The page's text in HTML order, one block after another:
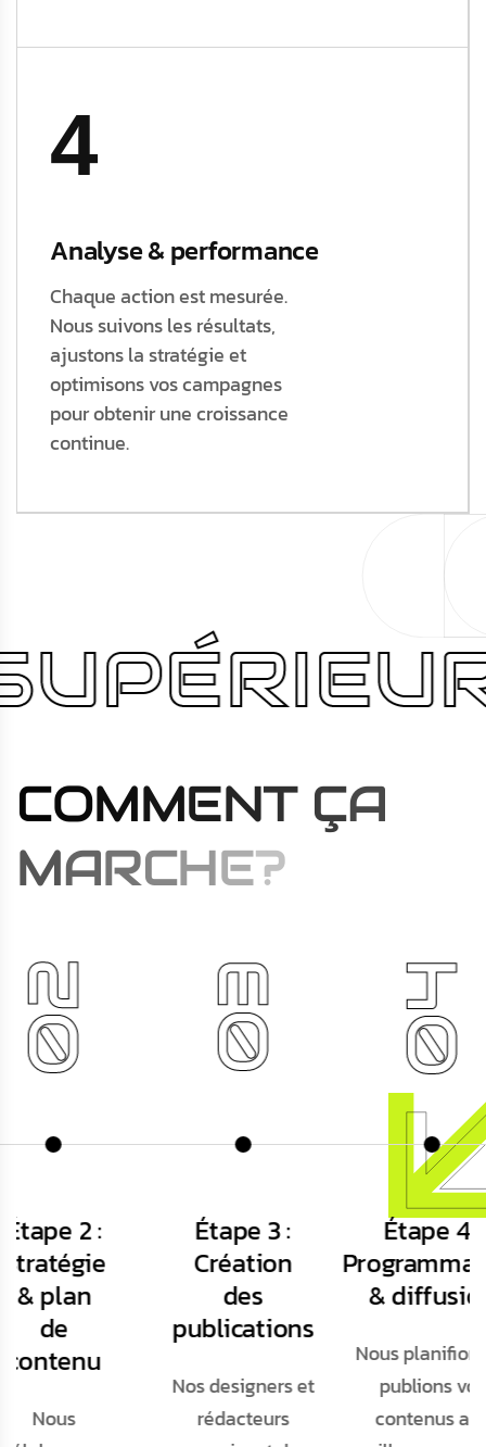
4
Analyse & performance
Chaque action est mesurée.
Nous suivons les résultats,
ajustons la stratégie et
optimisons vos campagnes
pour obtenir une croissance
continue.
COMMENT ÇA
MARCHE?
03
Étape 3 :
Création
des
rédacteurs
04
Étape 4 :
Programmation
& diffusion
publions vos
contenus aux
05
Étape 5 :
Suivi &
Nous
les
de vos posts,